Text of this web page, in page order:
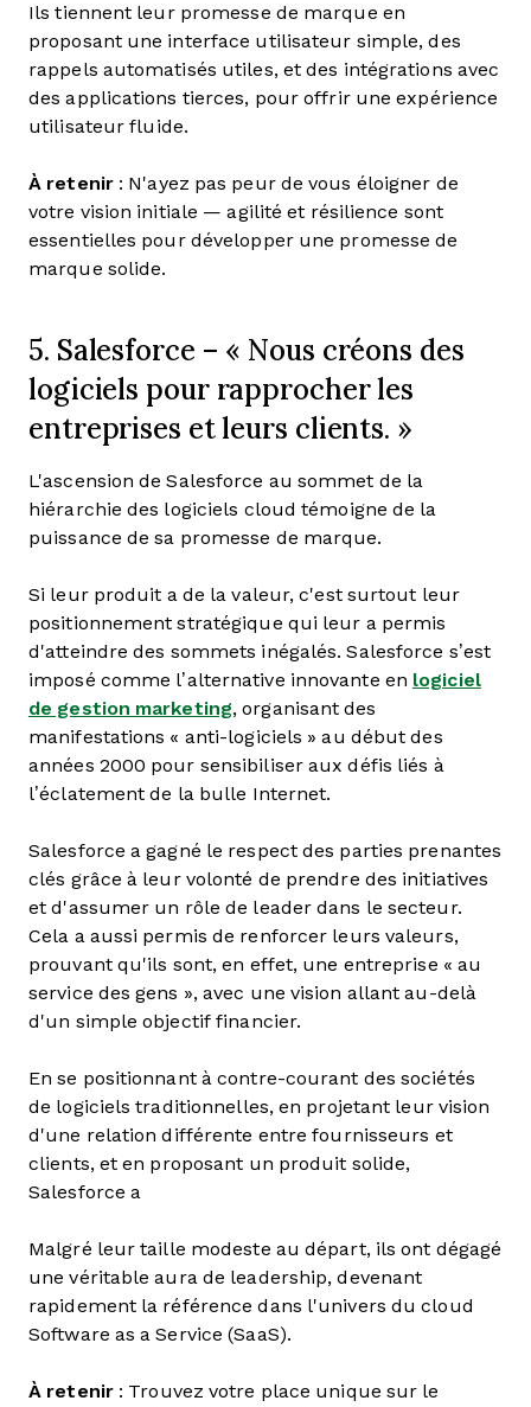
Ils tiennent leur promesse de marque en
proposant une interface utilisateur simple, des
rappels automatisés utiles, et des intégrations avec
des applications tierces, pour offrir une expérience
utilisateur fluide.
À retenir: N'ayez pas peur de vous éloigner de
votre vision initiale — agilité et résilience sont
essentielles pour développer une promesse de
marque solide.
5. Salesforce – « Nous créons des
logiciels pour rapprocher les
entreprises et leurs clients. »
L'ascension de Salesforce au sommet de la
hiérarchie des logiciels cloud témoigne de la
puissance de sa promesse de marque.
Si leur produit a de la valeur, c'est surtout leur
positionnement stratégique qui leur a permis
d'atteindre des sommets inégalés. Salesforce s’est
imposé comme l’alternative innovante en logiciel
de gestion marketing, organisant des
manifestations « anti-logiciels » au début des
années 2000 pour sensibiliser aux défis liés à
l’éclatement de la bulle Internet.
Salesforce a gagné le respect des parties prenantes
clés grâce à leur volonté de prendre des initiatives
et d'assumer un rôle de leader dans le secteur.
Cela a aussi permis de renforcer leurs valeurs,
prouvant qu'ils sont, en effet, une entreprise « au
service des gens », avec une vision allant au-delà
d'un simple objectif financier.
En se positionnant à contre-courant des sociétés
de logiciels traditionnelles, en projetant leur vision
d'une relation différente entre fournisseurs et
clients, et en proposant un produit solide,
Salesforce a
Malgré leur taille modeste au départ, ils ont dégagé
une véritable aura de leadership, devenant
rapidement la référence dans l'univers du cloud
Software as a Service (SaaS).
À retenir: Trouvez votre place unique sur le